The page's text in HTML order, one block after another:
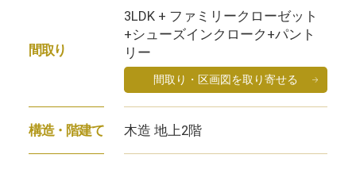
間取り
3LDK + ファミリークローゼット
+シューズインクローク+パント
リー
間取り・区画図を取り寄せる
構造・階建て 木造 地上2階